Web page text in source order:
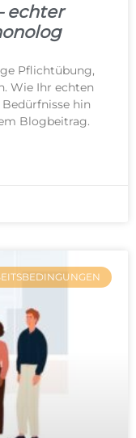
echter
Pflichtübung,
Wie Ihr echten
hin
Blogbeitrag.